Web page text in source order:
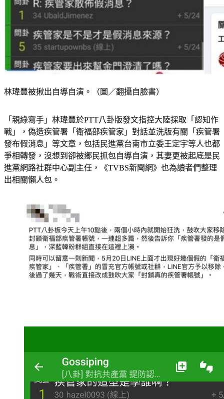
「親綠寫手」林瑋豐於PTT八卦版發文指控大陸採取「認知作
戰」，偽造疾管署「衛福部疾管家」對話並洗版有關「疾管署
發布假消息」等文章，包括民進黨台南市立委王定宇等人也都
爭相轉發，沒想到卻被鄉民抓包自導自演，其妻更被起底是民
進黨網路社群中心副主任，《TVBS新聞網》也為讀者們整理